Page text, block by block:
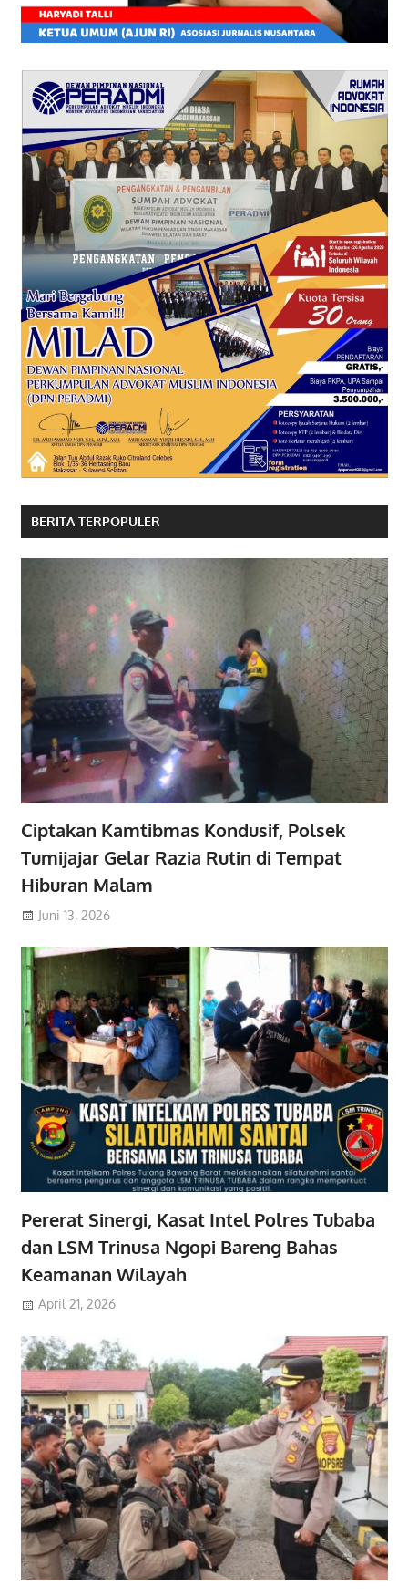
BERITA TERPOPULER
Ciptakan Kamtibmas Kondusif, Polsek
Tumijajar Gelar Razia Rutin di Tempat
Hiburan Malam
Juni 13, 2026
Pererat Sinergi, Kasat Intel Polres Tubaba
dan LSM Trinusa Ngopi Bareng Bahas
Keamanan Wilayah
April 21, 2026